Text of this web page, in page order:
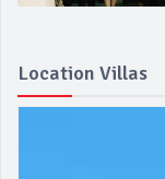
Location Villas